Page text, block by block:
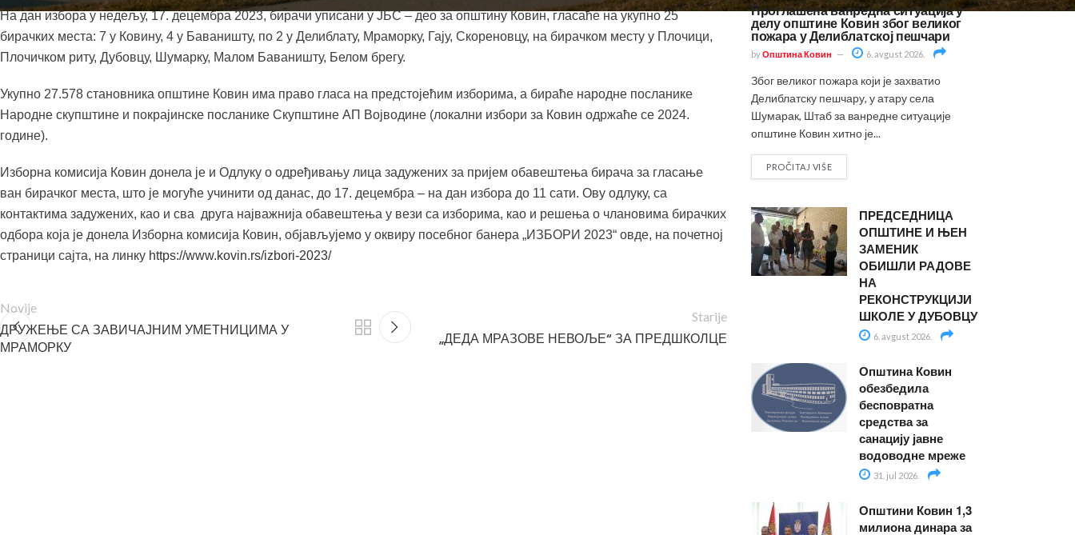
На дан избора у недељу, 17. децембра 2023, бирачи уписани у ЈБС – део за општину Ковин, гласаће на укупно 25
бирачких места: 7 у Ковину, 4 у Баваништу, по 2 у Делиблату, Мраморку, Гају, Скореновцу, на бирачком месту у Плочици,
Плочичком риту, Дубовцу, Шумарку, Малом Баваништу, Белом брегу.
Укупно 27.578 становника општине Ковин има право гласа на предстојећим изборима, а бираће народне посланике
Народне скупштине и покрајинске посланике Скупштине АП Војводине (локални избори за Ковин одржаће се 2024.
године).
Изборна комисија Ковин донела је и Одлуку о одређивању лица задужених за пријем обавештења бирача за гласање
ван бирачког места, што је могуће учинити од данас, до 17. децембра – на дан избора до 11 сати. Ову одлуку, са
контактима задужених, као и сва друга најважнија обавештења у вези са изборима, као и решења о члановима бирачких
одбора која је донела Изборна комисија Ковин, објављујемо у оквиру посебног банера „ИЗБОРИ 2023“ овде, на почетној
страници сајта, на линку https://www.kovin.rs/izbori-2023/
Novije
ДРУЖЕЊЕ СА ЗАВИЧАЈНИМ УМЕТНИЦИМА У
МРАМОРКУ
Starije
„ДЕДА МРАЗОВЕ НЕВОЉЕ“ ЗА ПРЕДШКОЛЦЕ
Проглашена ванредна ситуација у
делу општине Ковин због великог
пожара у Делиблатској пешчари
byОпштина Ковин 6. avgust 2026.
Због великог пожара који је захватио
Делиблатску пешчару, у атару села
Шумарак, Штаб за ванредне ситуације
општине Ковин хитно је...
PROČITAJ VIŠE
ПРЕДСЕДНИЦА
ОПШТИНЕ И ЊЕН
ЗАМЕНИК
ОБИШЛИ РАДОВЕ
НА
РЕКОНСТРУКЦИЈИ
ШКОЛЕ У ДУБОВЦУ
6. avgust 2026.
Општина Ковин
обезбедила
бесповратна
средства за
санацију јавне
водоводне мреже
31. jul 2026.
Општини Ковин 1,3
милиона динара за